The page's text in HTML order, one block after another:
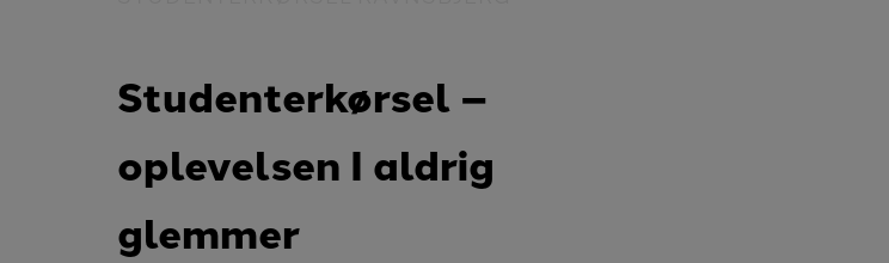
Studenterkørsel –
oplevelsen I aldrig
glemmer